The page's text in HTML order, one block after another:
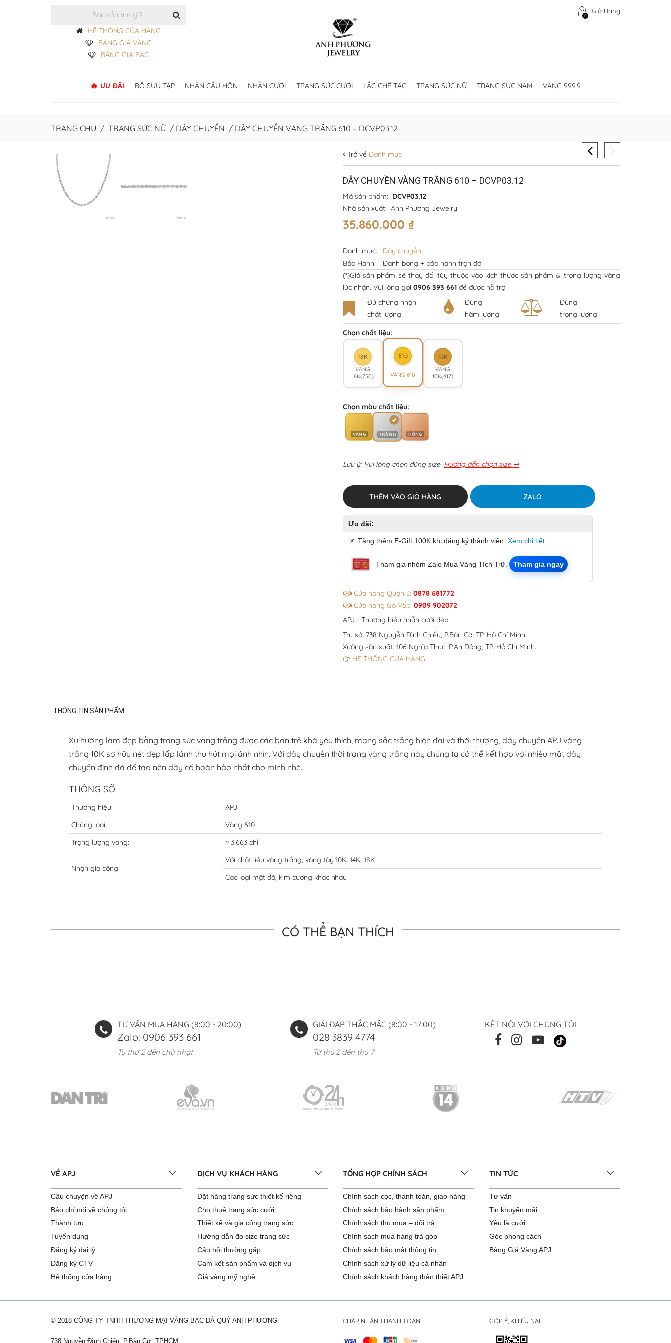
Giỏ Hàng
0
HỆ THỐNG CỬA HÀNG
BẢNG GIÁ VÀNG
BẢNG GIÁ BẠC
ƯU ĐÃI BỘ SƯU TẬP NHẪN CẦU HÔN NHẪN CƯỚI TRANG SỨC CƯỚI LẮC CHẾ TÁC TRANG SỨC NỮ TRANG SỨC NAM VÀNG 999.9
TRANG CHỦ / TRANG SỨC NỮ/ DÂY CHUYỀN / DÂY CHUYỀN VÀNG TRẮNG 610 – DCVP03.12
Trở về Danh mục
DÂY CHUYỀN VÀNG TRẮNG 610 – DCVP03.12
Mã sản phẩm: DCVP03.12
Nhà sản xuất: Anh Phương Jewelry
35.860.000 ₫
Danh mục:
Dây chuyền
Bảo Hành:
Đánh bóng + bảo hành trọn đời
(*)Giá sản phẩm sẽ thay đổi tùy thuộc vào kích thước sản phẩm & trọng lượng vàng
lúc nhận. Vui lòng gọi 0906 393 661 để được hỗ trợ
Đủ chứng nhận
chất lượng
Đúng
hàm lượng
Đúng
trọng lượng
Chọn chất liệu:
18K
VÀNG
18K(750)
610
VÀNG 610
10K
VÀNG
10K(417)
Chọn màu chất liệu:
VÀNG TRẮNG HỒNG
Lưu ý: Vui lòng chọn đúng size. Hướng dẫn chọn size ⇀
THÊM VÀO GIỎ HÀNG ZALO
Ưu đãi:
📌 Tặng thêm E-Gift 100K khi đăng ký thành viên. Xem chi tiết
Tham gia nhóm Zalo Mua Vàng Tích Trữ. Tham gia ngay
Cửa hàng Quận 3: 0878 681772
Cửa hàng Gò Vấp: 0909 902072
APJ - Thương hiệu nhẫn cưới đẹp
Trụ sở: 738 Nguyễn Đình Chiểu, P.Bàn Cờ, TP. Hồ Chí Minh.
Xưởng sản xuất: 106 Nghĩa Thục, P.An Đông, TP. Hồ Chí Minh.
HỆ THỐNG CỬA HÀNG
THÔNG TIN SẢN PHẨM
Xu hướng làm đẹp bằng trang sức vàng trắng được các bạn trẻ khá yêu thích, mang sắc trắng hiện đại và thời thượng, dây chuyền APJ vàng
trắng 10K sở hữu nét đẹp lấp lánh thu hút mọi ánh nhìn. Với dây chuyền thời trang vàng trắng này chúng ta có thể kết hợp với nhiều mặt dây
chuyền đính đá để tạo nên dây cổ hoàn hảo nhất cho mình nhé.
THÔNG SỐ
Thương hiệu:
APJ
Chủng loại:
Vàng 610
Trọng lượng vàng:
≈ 3.663 chỉ
Nhận gia công
Với chất liệu vàng trắng, vàng tây 10K, 14K, 18K
Các loại mặt đá, kim cương khác nhau
CÓ THỂ BẠN THÍCH
TƯ VẤN MUA HÀNG (8:00 - 20:00)
Zalo: 0906 393 661
Từ thứ 2 đến chủ nhật
GIẢI ĐÁP THẮC MẮC (8:00 - 17:00)
028 3839 4774
Từ thứ 2 đến thứ 7
KẾT NỐI VỚI CHÚNG TÔI
VỀ APJ
Câu chuyện về APJ
Báo chí nói về chúng tôi
Thành tựu
Tuyển dụng
Đăng ký đại lý
Đăng ký CTV
Hệ thống cửa hàng
DỊCH VỤ KHÁCH HÀNG
Đặt hàng trang sức thiết kế riêng
Cho thuê trang sức cưới
Thiết kế và gia công trang sức
Hướng dẫn đo size trang sức
Câu hỏi thường gặp
Cam kết sản phẩm và dịch vụ
Giá vàng mỹ nghệ
TỔNG HỢP CHÍNH SÁCH
Chính sách cọc, thanh toán, giao hàng
Chính sách bảo hành sản phẩm
Chính sách thu mua – đổi trả
Chính sách mua hàng trả góp
Chính sách bảo mật thông tin
Chính sách xử lý dữ liệu cá nhân
Chính sách khách hàng thân thiết APJ
TIN TỨC
Tư vấn
Tin khuyến mãi
Yêu là cưới
Góc phong cách
Bảng Giá Vàng APJ
© 2018 CÔNG TY TNHH THƯƠNG MẠI VÀNG BẠC ĐÁ QUÝ ANH PHƯƠNG
738 Nguyễn Đình Chiểu, P.Bàn Cờ, TPHCM
CHẤP NHẬN THANH TOÁN GÓP Ý, KHIẾU NẠI